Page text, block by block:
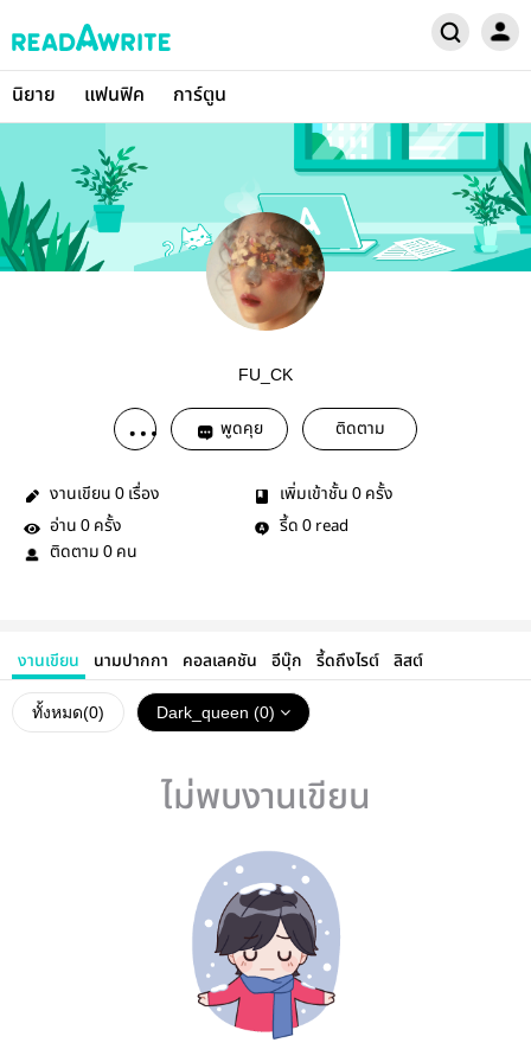
นิยาย แฟนฟิค การ์ตูน
FU_CK
พูดคุย ติดตาม
งานเขียน 0 เรื่อง เพิ่มเข้าชั้น 0 ครั้ง
อ่าน 0 ครั้ง รี้ด 0 read
ติดตาม 0 คน
งานเขียน นามปากกา คอลเลคชัน อีบุ๊ก รี้ดถึงไรต์ ลิสต์
ทั้งหมด(0) Dark_queen (0)
ไม่พบงานเขียน